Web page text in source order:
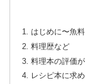
はじめに〜魚
料理歴など
料理本の評価
レシピ本に求